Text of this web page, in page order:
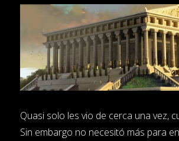
Quasi solo les vio de cerca una vez,
Sin embargo no necesitó más para